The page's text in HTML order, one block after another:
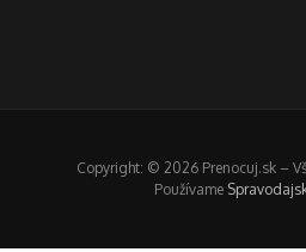
Copyright: © 2026 Prenocuj.sk –
Používame